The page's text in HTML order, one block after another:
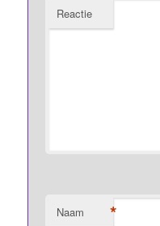
Reactie
Naam *